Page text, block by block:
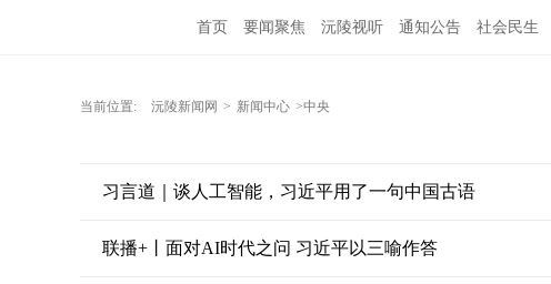
首页 要闻聚焦 沅陵视听 通知公告 社会民生
当前位置: 沅陵新闻网 > 新闻中心 >中央
习言道｜谈人工智能，习近平用了一句中国古语
联播+丨面对AI时代之问 习近平以三喻作答